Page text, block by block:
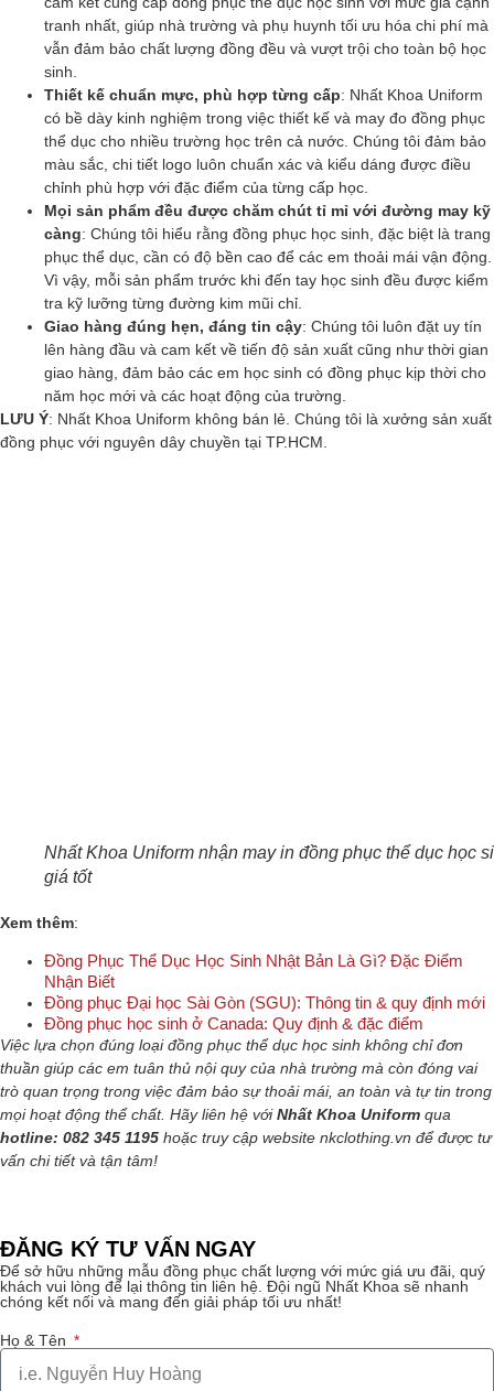
tranh nhất, giúp nhà trường và phụ huynh tối ưu hóa chi phí mà
vẫn đảm bảo chất lượng đồng đều và vượt trội cho toàn bộ học
sinh.
Thiết kế chuẩn mực, phù hợp từng cấp: Nhất Khoa Uniform
có bề dày kinh nghiệm trong việc thiết kế và may đo đồng phục
thể dục cho nhiều trường học trên cả nước. Chúng tôi đảm bảo
màu sắc, chi tiết logo luôn chuẩn xác và kiểu dáng được điều
chỉnh phù hợp với đặc điểm của từng cấp học.
Mọi sản phẩm đều được chăm chút tỉ mỉ với đường may kỹ
càng: Chúng tôi hiểu rằng đồng phục học sinh, đặc biệt là trang
phục thể dục, cần có độ bền cao để các em thoải mái vận động.
Vì vậy, mỗi sản phẩm trước khi đến tay học sinh đều được kiểm
tra kỹ lưỡng từng đường kim mũi chỉ.
Giao hàng đúng hẹn, đáng tin cậy: Chúng tôi luôn đặt uy tín
lên hàng đầu và cam kết về tiến độ sản xuất cũng như thời gian
giao hàng, đảm bảo các em học sinh có đồng phục kịp thời cho
năm học mới và các hoạt động của trường.
LƯU Ý: Nhất Khoa Uniform không bán lẻ. Chúng tôi là xưởng sản xuất
đồng phục với nguyên dây chuyền tại TP.HCM.
Nhất Khoa Uniform nhận may in đồng phục thể dục học
giá tốt
Xem thêm:
Đồng Phục Thể Dục Học Sinh Nhật Bản Là Gì? Đặc Điểm
Nhận Biết
Đồng phục Đại học Sài Gòn (SGU): Thông tin & quy định mới
Đồng phục học sinh ở Canada: Quy định & đặc điểm
Việc lựa chọn đúng loại đồng phục thể dục học sinh không chỉ đơn
thuần giúp các em tuân thủ nội quy của nhà trường mà còn đóng vai
trò quan trọng trong việc đảm bảo sự thoải mái, an toàn và tự tin trong
mọi hoạt động thể chất. Hãy liên hệ vớiNhất Khoa Uniform qua
hotline: 082 345 1195 hoặc truy cập website nkclothing.vn để được tư
vấn chi tiết và tận tâm!
ĐĂNG KÝ TƯ VẤN NGAY
Để sở hữu những mẫu đồng phục chất lượng với mức giá ưu đãi, quý
khách vui lòng để lại thông tin liên hệ. Đội ngũ Nhất Khoa sẽ nhanh
chóng kết nối và mang đến giải pháp tối ưu nhất!
Họ & Tên